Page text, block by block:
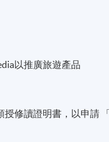
以推廣旅遊產品
修讀證明書，以申請